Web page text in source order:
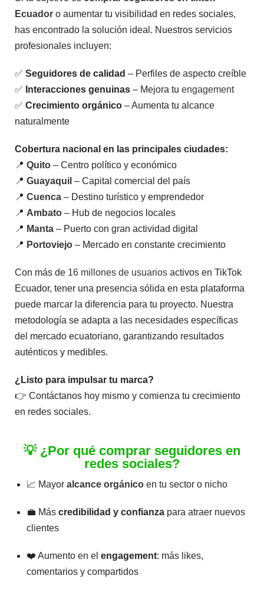
Comprar
Likes
2.80
$42.70
V
a
r
d
o
e
n
0
e
5
Comprar
$
2.60
V
a
l
o
n
0
d
e
5
Comprar
$2.80 –
42.70
V
a
d
Ecuador o aumentar tu visibilidad en redes sociales,
has encontrado la solución ideal. Nuestros servicios
profesionales incluyen:
✅Seguidores de calidad – Perfiles de aspecto creíble
✅ Interacciones genuinas – Mejora tuengagement
✅Crecimiento orgánico – Aumenta tu alcance
naturalmente
Cobertura nacional en las principales ciudades:
📍Quito – Centro político y económico
📍Guayaquil – Capital comercial del país
📍Cuenca – Destino turístico y emprendedor
📍 Ambato – Hub de negocios locales
📍 Manta – Puerto con gran actividad digital
📍 Portoviejo – Mercado en constante crecimiento
Con más de 16 millones de usuarios activos en TikTok
Ecuador, tener una presencia sólida en esta plataforma
puede marcar la diferencia para tu proyecto. Nuestra
metodología se adapta a las necesidades específicas
del mercado ecuatoriano, garantizando resultados
auténticos y medibles.
¿Listo para impulsar tu marca?
👉 Contáctanos hoy mismo y comienza tu crecimiento
en redes sociales.
💡 ¿Por qué comprar seguidores en
redes sociales?
📈 Mayoralcance orgánico en tu sector o nicho
💼 Máscredibilidad y confianza para atraer nuevos
clientes
❤️ Aumento en elengagement: más likes,
comentarios y compartidos